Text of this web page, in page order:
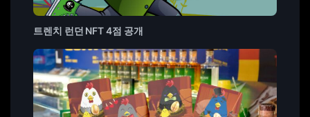
트렌치 런던 NFT 4점 공개